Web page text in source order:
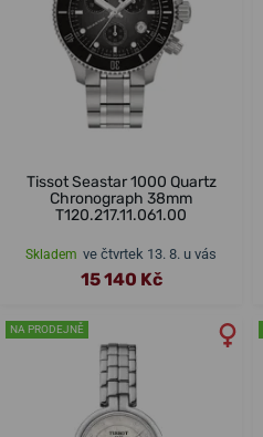
Tissot Seastar 1000 Quartz
Chronograph 38mm
T120.217.11.061.00
Skladem ve čtvrtek 13. 8. u vás
15 140 Kč
NA PRODEJNĚ